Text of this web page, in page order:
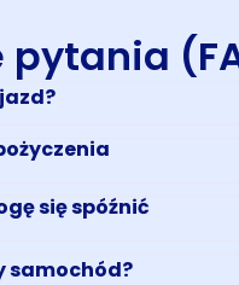
pytania
się spóźnić
samochód?